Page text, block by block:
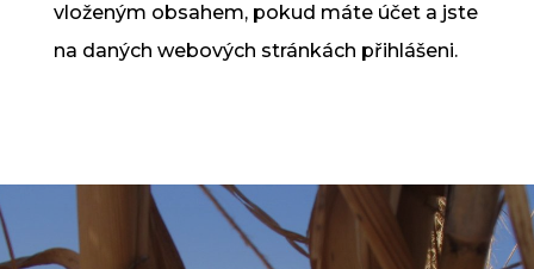
vloženým obsahem, pokud máte účet a jste
na daných webových stránkách přihlášeni.